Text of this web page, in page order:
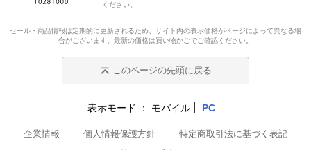
ください。
セール・商品情報は定期的に更新されるため、サイト内の表示価格がページによって異なる場
合がございます。最新の価格は買い物かごでご確認ください。
このページの先頭に戻る
表示モード モバイル PC
企業情報 個人情報保護方針
特定商取引法に基づく表記